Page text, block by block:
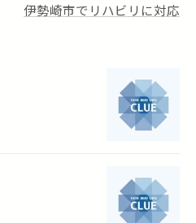
伊勢崎市でリハビリに対応